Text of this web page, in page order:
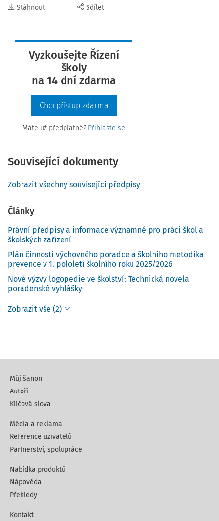
Stáhnout Sdílet
Vyzkoušejte Řízení
školy
na 14 dní zdarma
Chci přístup zdarma
Máte už předplatné? Přihlaste se
Související dokumenty
Zobrazit všechny související předpisy
Články
Právní předpisy a informace významné pro práci škol a
školských zařízení
Plán činnosti výchovného poradce a školního metodika
prevence v 1. pololetí školního roku 2025/2026
Nové výzvy logopedie ve školství: Technická novela
poradenské vyhlášky
Zobrazit vše (2)
Můj šanon
Autoři
Klíčová slova
Média a reklama
Reference uživatelů
Partnerství, spolupráce
Nabídka produktů
Nápověda
Přehledy
Kontakt